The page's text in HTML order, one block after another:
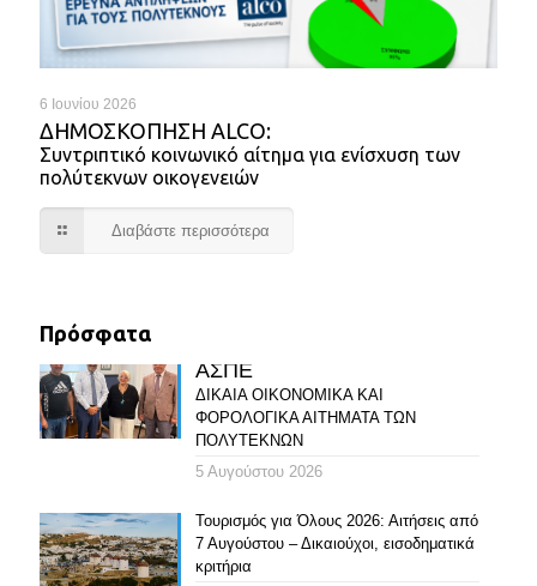
6 Ιουνίου 2026
ΔΗΜΟΣΚΌΠΗΣΗ ALCO:
Συντριπτικό κοινωνικό αίτημα για ενίσχυση των
πολύτεκνων οικογενειών
Διαβάστε περισσότερα
Πρόσφατα
ΑΣΠΕ
ΔΙΚΑΙΑ ΟΙΚΟΝΟΜΙΚΑ ΚΑΙ
ΦΟΡΟΛΟΓΙΚΑ ΑΙΤΗΜΑΤΑ ΤΩΝ
ΠΟΛΥΤΕΚΝΩΝ
5 Αυγούστου 2026
Τουρισμός για Όλους 2026: Αιτήσεις από
7 Αυγούστου – Δικαιούχοι, εισοδηματικά
κριτήρια